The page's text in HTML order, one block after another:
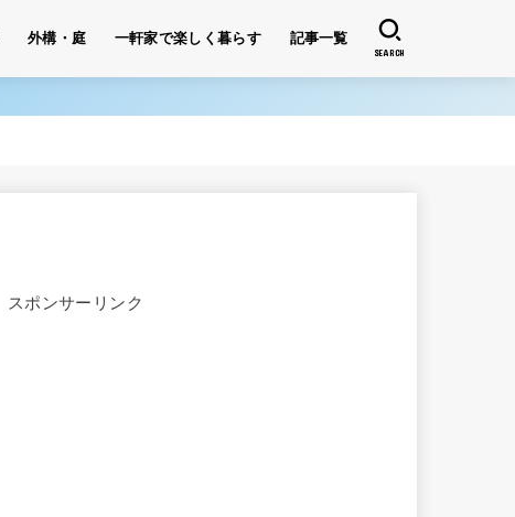
外構・庭 一軒家で楽しく暮らす 記事一覧
SEARCH
スポンサーリンク